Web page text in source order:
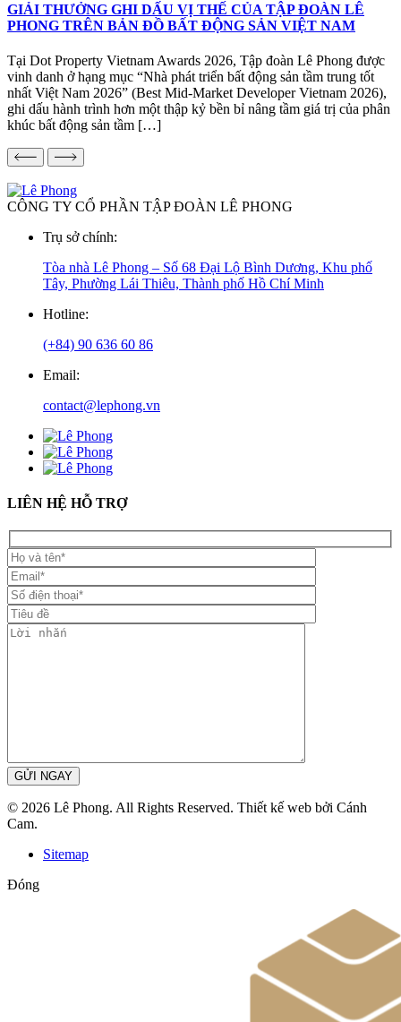
GIẢI THƯỞNG GHI DẤU VỊ THẾ CỦA TẬP ĐOÀN LÊ
PHONG TRÊN BẢN ĐỒ BẤT ĐỘNG SẢN VIỆT NAM
Tại Dot Property Vietnam Awards 2026, Tập đoàn Lê Phong được
vinh danh ở hạng mục “Nhà phát triển bất động sản tầm trung tốt
nhất Việt Nam 2026” (Best Mid-Market Developer Vietnam 2026),
ghi dấu hành trình hơn một thập kỷ bền bỉ nâng tầm giá trị của phân
khúc bất động sản tầm […]
CÔNG TY CỔ PHẦN TẬP ĐOÀN LÊ PHONG
Trụ sở chính:
Tòa nhà Lê Phong – Số 68 Đại Lộ Bình Dương, Khu phố
Tây, Phường Lái Thiêu, Thành phố Hồ Chí Minh
Hotline:
(+84) 90 636 60 86
Email:
contact@lephong.vn
LIÊN HỆ HỖ TRỢ
GỬI NGAY
© 2026 Lê Phong. All Rights Reserved. Thiết kế web bởi Cánh
Cam.
Sitemap
Đóng